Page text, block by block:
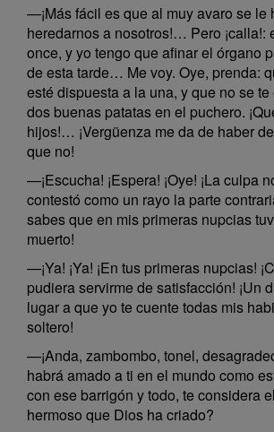
—¡Más fácil es que al muy avaro se le
heredarnos a nosotros!… Pero ¡calla!:
once, y yo tengo que afinar el órgano
de esta tarde… Me voy. Oye, prenda:
esté dispuesta a la una, y que no se
dos buenas patatas en el puchero.
hijos!… ¡Vergüenza me da de haber
que no!
—¡Escucha! ¡Espera! ¡Oye! ¡La culpa
contestó como un rayo la parte
sabes que en mis primeras nupcias
muerto!
—¡Ya! ¡Ya! ¡En tus primeras nupcias!
pudiera servirme de satisfacción! ¡Un
lugar a que yo te cuente todas mis
soltero!
—¡Anda, zambombo, tonel,
habrá amado a ti en el mundo como
con ese barrigón y todo, te considera
hermoso que Dios ha criado?